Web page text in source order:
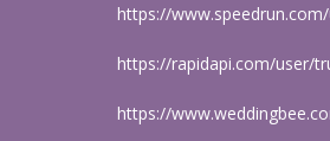
https://
https://rapidapi.com/user/
https://